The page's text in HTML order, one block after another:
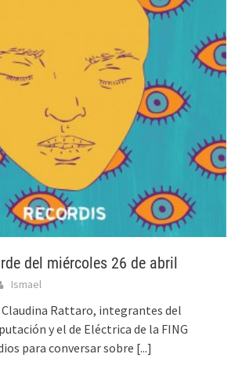
del miércoles 26 de abril
Ismael
Claudina Rattaro, integrantes del
y el de Eléctrica de la FING
para conversar sobre [...]